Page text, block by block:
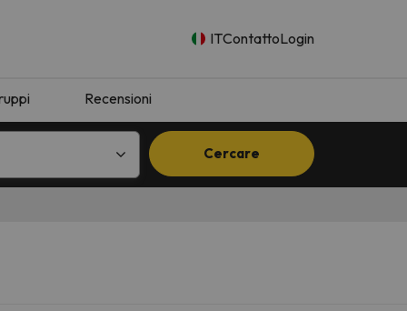
ITContattoLogin
Recensioni
Cercare